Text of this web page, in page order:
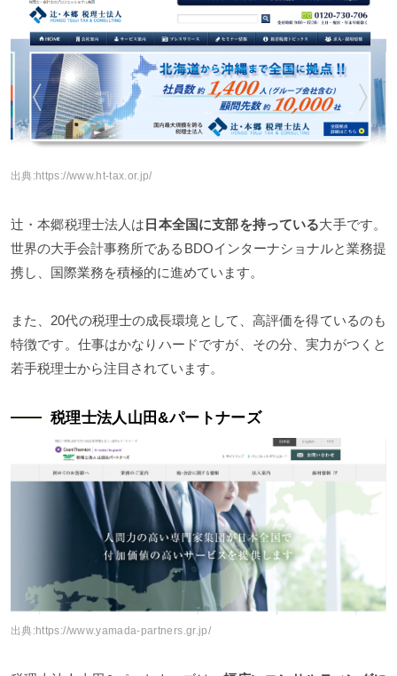
出典:https://www.ht-tax.or.jp/
辻・本郷税理士法人は 日本全国に支部を持っている大手です。
世界の大手会計事務所であるBDOインターナショナルと業務提
携し、国際業務を積極的に進めています。
また、20代の税理士の成長環境として、高評価を得ているのも
特徴です。仕事はかなりハードですが、その分、実力がつくと
若手税理士から注目されています。
税理士法人山田&パートナーズ
出典:https://www.yamada-partners.gr.jp/